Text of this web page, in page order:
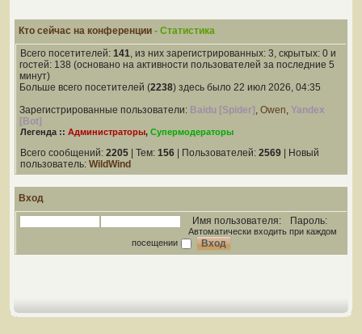
Кто сейчас на конференции - Статистика
Всего посетителей: 141, из них зарегистрированных: 3, скрытых: 0 и
гостей: 138 (основано на активности пользователей за последние 5
минут)
Больше всего посетителей (2238) здесь было 22 июл 2026, 04:35
Зарегистрированные пользователи: Baidu [Spider] , Owen, Yandex
[Bot]
Легенда :: Администраторы, Супермодераторы
Всего сообщений: 2205 | Тем: 156 | Пользователей: 2569 | Новый
пользователь: WildWind
Вход
Имя пользователя:
Пароль:
Автоматически входить при каждом
посещении